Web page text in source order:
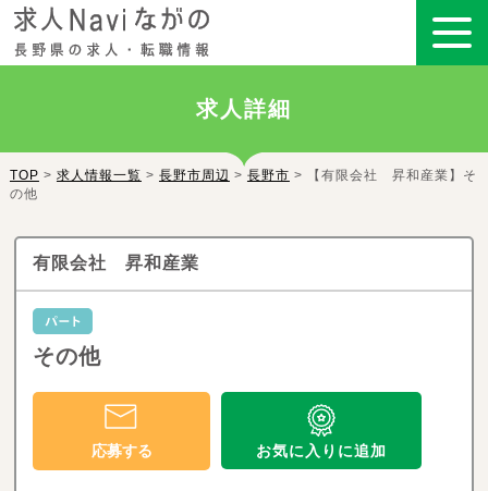
求人詳細
TOP > 求人情報一覧 > 長野市周辺 > 長野市 > 【有限会社 昇和産業】そ
の他
有限会社 昇和産業
その他
応募する お気に入りに追加